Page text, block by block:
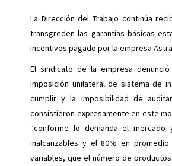
La Dirección del Trabajo continúa
transgreden las garantías básicas
incentivos pagado por la empresa
El sindicato de la empresa
imposición unilateral de sistema de
cumplir y la imposibilidad de
consistieron expresamente en este
“conforme lo demanda el
inalcanzables y el 80% en
variables, que el número de